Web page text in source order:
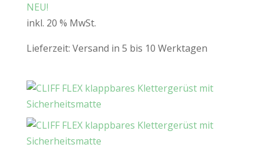
NEU!
inkl. 20 % MwSt.
Lieferzeit: Versand in 5 bis 10 Werktagen